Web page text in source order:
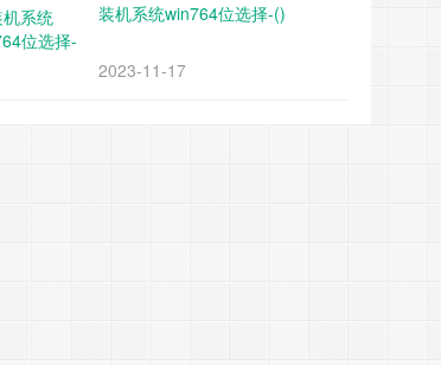
装机系统win764位选择-()
2023-11-17